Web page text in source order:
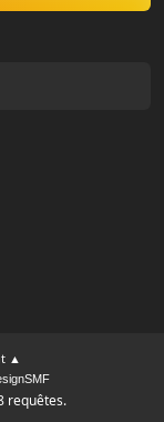
▲
requêtes.